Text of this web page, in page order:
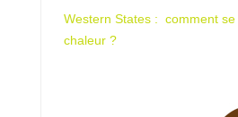
Western States : comment se
chaleur ?